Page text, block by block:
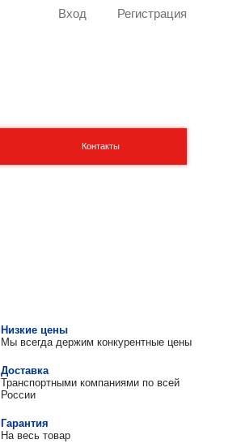
Вход Регистрация
Контакты
Низкие цены
Мы всегда держим конкурентные цены
Доставка
Транспортными компаниями по всей
России
Гарантия
На весь товар